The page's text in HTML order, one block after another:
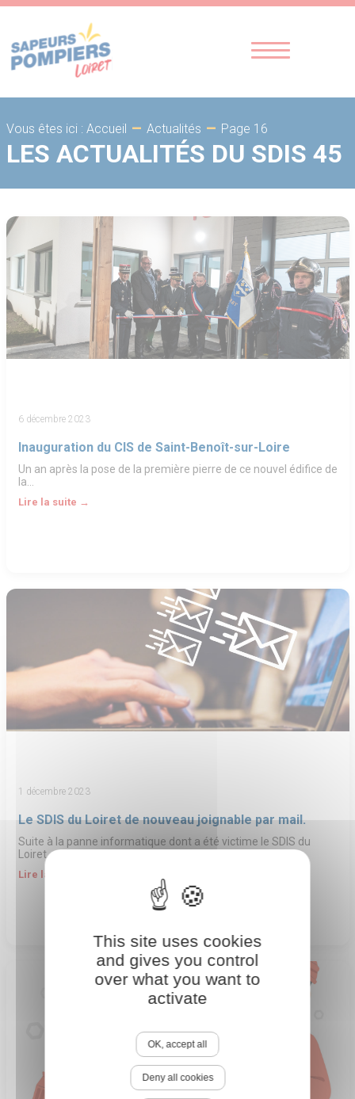
Vous êtes ici : Accueil - Actualités - Page 16
LES ACTUALITÉS DU SDIS 45
6 décembre 2023
Inauguration du CIS de Saint-Benoît-sur-Loire
Un an après la pose de la première pierre de ce nouvel édifice de
la…
Lire la suite →
1 décembre 2023
Le SDIS du Loiret de nouveau joignable par mail.
Suite à la panne informatique dont a été victime le SDIS du
Loiret, nous vous…
Lire la suite →
This site uses cookies
and gives you control
over what you want to
activate
OK, accept all
Deny all cookies